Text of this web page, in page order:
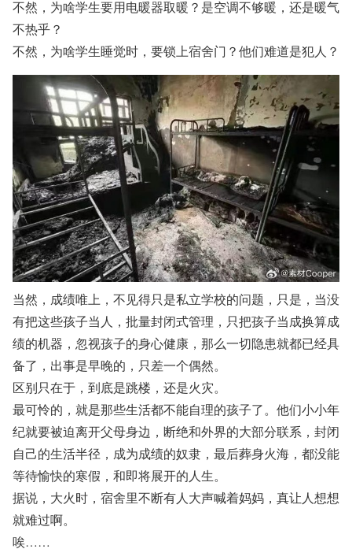
不然，为啥学生要用电暖器取暖？是空调不够暖，还是暖气
不热乎？
不然，为啥学生睡觉时，要锁上宿舍门？他们难道是犯人？
当然，成绩唯上，不见得只是私立学校的问题，只是，当没
有把这些孩子当人，批量封闭式管理，只把孩子当成换算成
绩的机器，忽视孩子的身心健康，那么一切隐患就都已经具
备了，出事是早晚的，只差一个偶然。
区别只在于，到底是跳楼，还是火灾。
最可怜的，就是那些生活都不能自理的孩子了。他们小小年
纪就要被迫离开父母身边，断绝和外界的大部分联系，封闭
自己的生活半径，成为成绩的奴隶，最后葬身火海，都没能
等待愉快的寒假，和即将展开的人生。
据说，大火时，宿舍里不断有人大声喊着妈妈，真让人想想
就难过啊。
唉……